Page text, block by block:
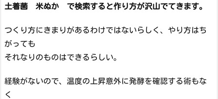
土着菌 米ぬか で検索すると作り方が沢山でてきます。
つくり方にきまりがあるわけではないらしく、やり方はち
がっても
それなりのものはできるらしい。
経験がないので、温度の上昇意外に発酵を確認する術もな
く